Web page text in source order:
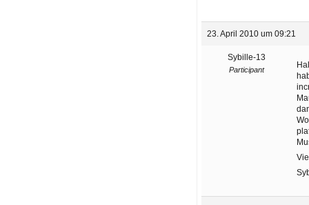
23. April 2010 um 09:21
Sybille-13
Participant